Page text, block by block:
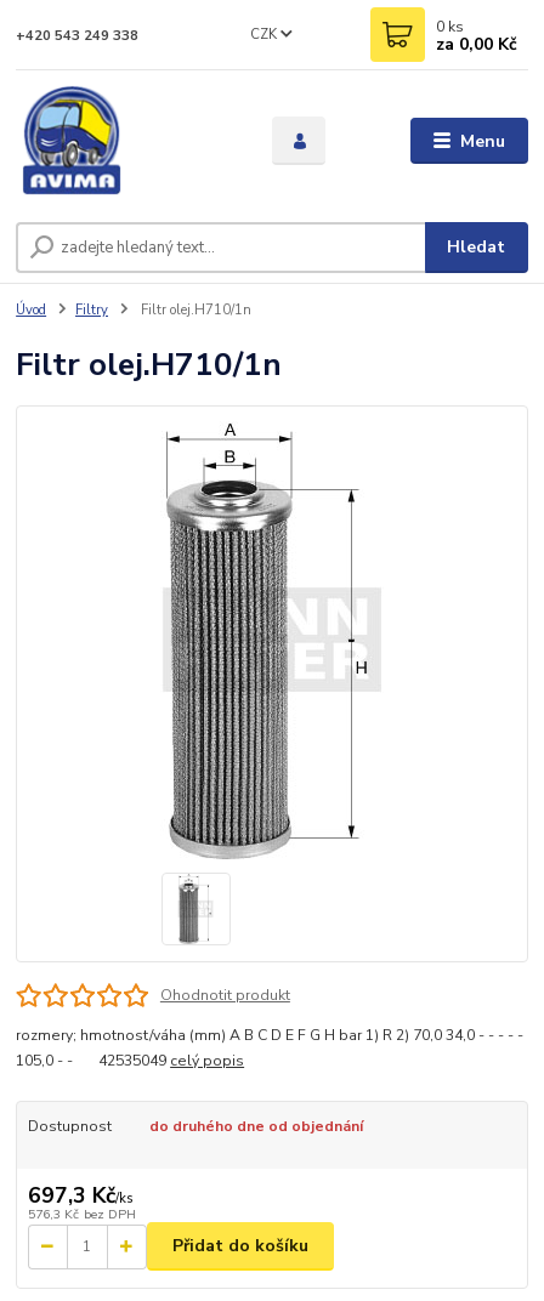
Menu
CZK
Hledat
+420 543 249 338 0 ks
za 0,00 Kč
Úvod Filtry Filtr olej.H710/1n
Filtr olej.H710/1n
Ohodnotit produkt
rozmery; hmotnost/váha (mm) A B C D E F G H bar 1) R 2) 70,0 34,0 - - - - -
105,0 - - 42535049 celý popis
Dostupnost do druhého dne od objednání
697,3 Kč/ks
576,3 Kč bez DPH
Přidat do košíku